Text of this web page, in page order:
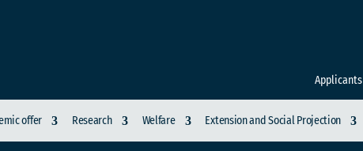
Applicants
offer Research Welfare Extension and Social Projection